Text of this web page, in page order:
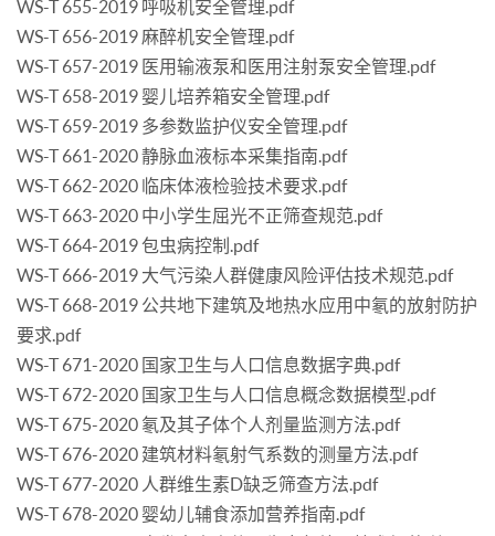
WS-T 655-2019 呼吸机安全管理.pdf
WS-T 656-2019 麻醉机安全管理.pdf
WS-T 657-2019 医用输液泵和医用注射泵安全管理.pdf
WS-T 658-2019 婴儿培养箱安全管理.pdf
WS-T 659-2019 多参数监护仪安全管理.pdf
WS-T 661-2020 静脉血液标本采集指南.pdf
WS-T 662-2020 临床体液检验技术要求.pdf
WS-T 663-2020 中小学生屈光不正筛查规范.pdf
WS-T 664-2019 包虫病控制.pdf
WS-T 666-2019 大气污染人群健康风险评估技术规范.pdf
WS-T 668-2019 公共地下建筑及地热水应用中氡的放射防护
要求.pdf
WS-T 671-2020 国家卫生与人口信息数据字典.pdf
WS-T 672-2020 国家卫生与人口信息概念数据模型.pdf
WS-T 675-2020 氡及其子体个人剂量监测方法.pdf
WS-T 676-2020 建筑材料氡射气系数的测量方法.pdf
WS-T 677-2020 人群维生素D缺乏筛查方法.pdf
WS-T 678-2020 婴幼儿辅食添加营养指南.pdf